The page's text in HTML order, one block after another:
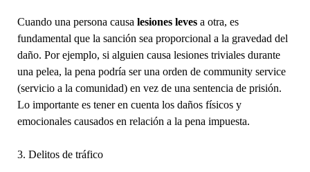
Cuando una persona causa lesiones levesa otra, es
fundamental que la sanción sea proporcional a la gravedad del
daño. Por ejemplo, si alguien causa lesiones triviales durante
una pelea, la pena podría ser una orden de community service
(servicio a la comunidad) en vez de una sentencia de prisión.
Lo importante es tener en cuenta los daños físicos y
emocionales causados en relación a la pena impuesta.
3. Delitos de tráfico